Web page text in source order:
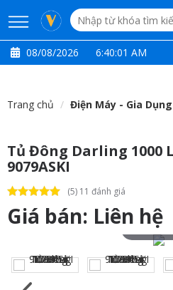
08/08/2026 6:40:02 AM
Trang chủ Điện Máy - Gia Dụng
Tủ Đông Darling 1000
9079ASKI
(5) 11 đánh giá
Giá bán: Liên hệ
Touch to